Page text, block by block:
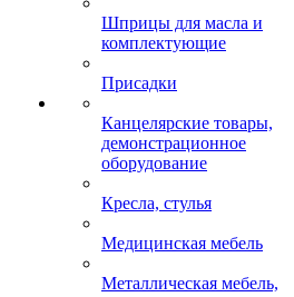
Шприцы для масла и
комплектующие
Присадки
Канцелярские товары,
демонстрационное
оборудование
Кресла, стулья
Медицинская мебель
Металлическая мебель,